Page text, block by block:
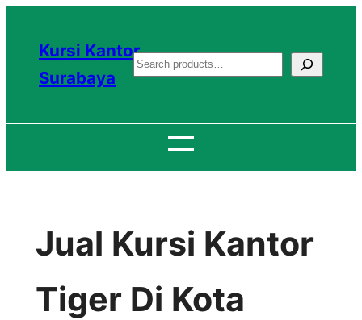
konten
Kursi Kantor
Surabaya
S
a
c
Jual Kursi Kantor
Tiger Di Kota